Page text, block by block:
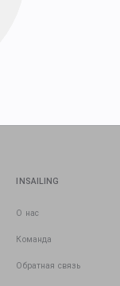
INSAILING
О нас
Команда
Обратная связь